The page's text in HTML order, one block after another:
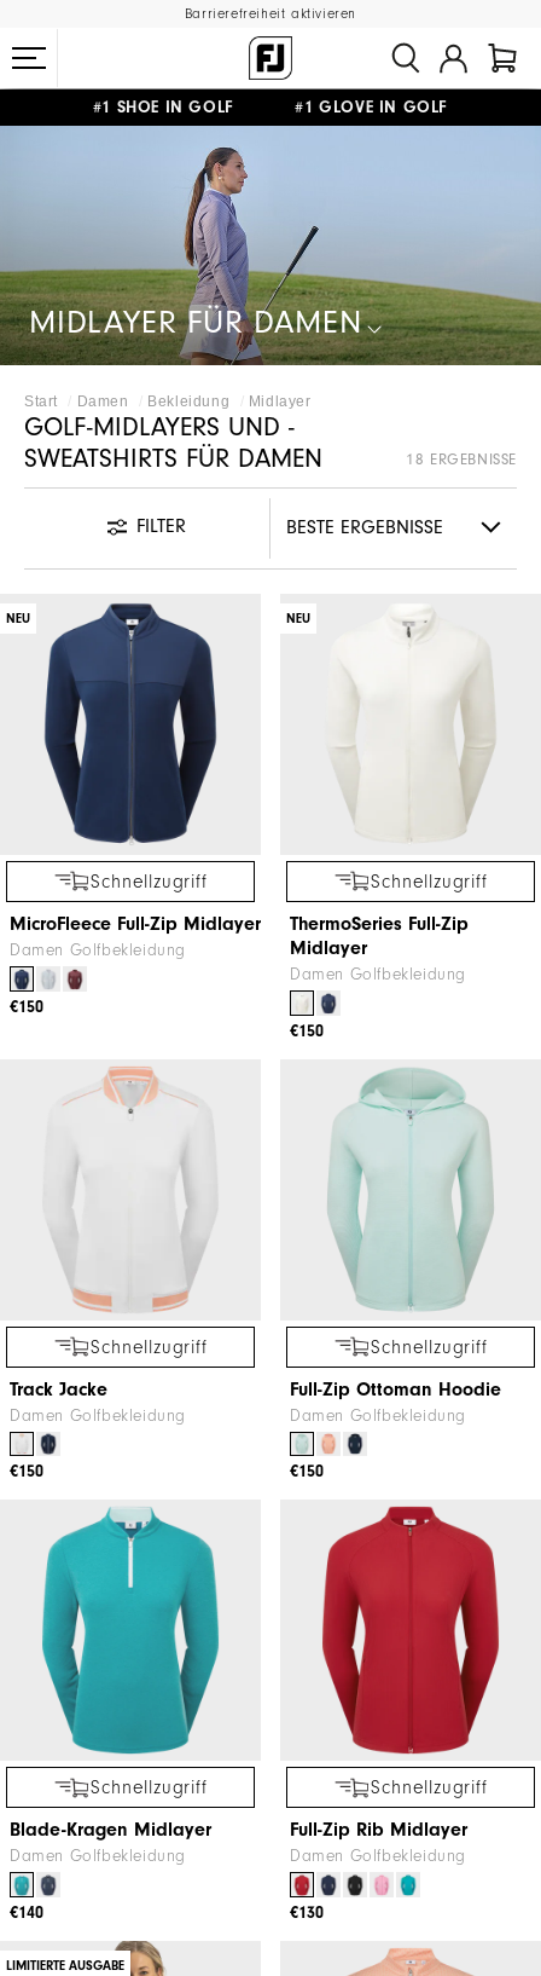
Barrierefreiheit aktivieren
#1 SHOE IN GOLF #1 GLOVE IN GOLF
AB 99€
MIDLAYER FÜR DAMEN
Start Damen Bekleidung Midlayer
GOLF-MIDLAYERS UND -
SWEATSHIRTS FÜR DAMEN
18 ERGEBNISSE
FILTER
NEU
Schnellzugriff
MicroFleece Full-Zip Midlayer
Damen Golfbekleidung
€150
NEU
Schnellzugriff
ThermoSeries Full-Zip
Midlayer
Damen Golfbekleidung
€150
Schnellzugriff
Track Jacke
Damen Golfbekleidung
€150
Schnellzugriff
Full-Zip Ottoman Hoodie
Damen Golfbekleidung
€150
Schnellzugriff
Blade-Kragen Midlayer
Damen Golfbekleidung
€140
Schnellzugriff
Full-Zip Rib Midlayer
Damen Golfbekleidung
€130
LIMITIERTE AUSGABE